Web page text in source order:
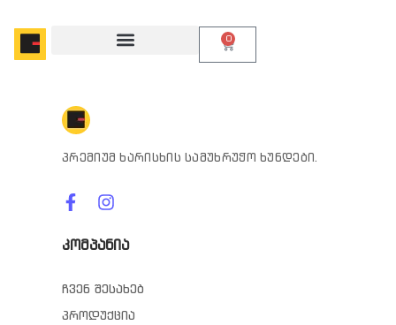
0
პრემიუმ ხარისხის სამუხრუჭო ხუნდები.
კომპანია
ჩვენ შესახებ
პროდუქცია